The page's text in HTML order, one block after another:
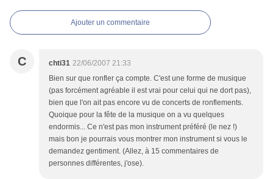
Ajouter un commentaire
C chti31 22/06/2007 21:33
Bien sur que ronfler ça compte. C'est une forme de musique
(pas forcément agréable il est vrai pour celui qui ne dort pas),
bien que l'on ait pas encore vu de concerts de ronflements.
Quoique pour la fête de la musique on a vu quelques
endormis... Ce n'est pas mon instrument préféré (le nez !)
mais bon je pourrais vous montrer mon instrument si vous le
demandez gentiment. (Allez, à 15 commentaires de
personnes différentes, j'ose).